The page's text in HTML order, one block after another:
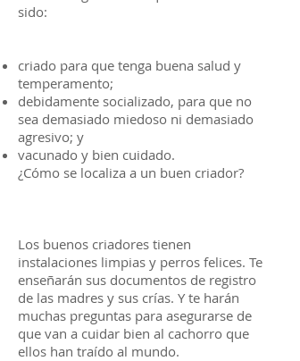
sido:
criado para que tenga buena salud y
temperamento;
debidamente socializado, para que no
sea demasiado miedoso ni demasiado
agresivo; y
vacunado y bien cuidado.
¿Cómo se localiza a un buen criador?
Los buenos criadores tienen
instalaciones limpias y perros felices. Te
enseñarán sus documentos de registro
de las madres y sus crías. Y te harán
muchas preguntas para asegurarse de
que van a cuidar bien al cachorro que
ellos han traído al mundo.